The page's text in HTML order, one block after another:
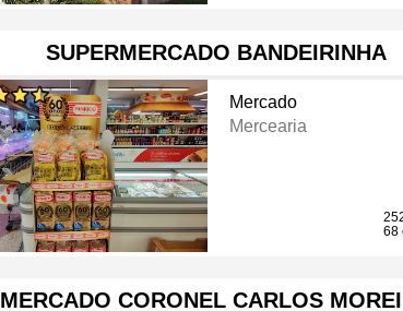
SUPERMERCADO BANDEIRINHA
Mercado
Mercearia
68
MERCADO CORONEL CARLOS